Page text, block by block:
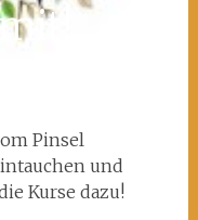
Pinsel
und
Kurse dazu!